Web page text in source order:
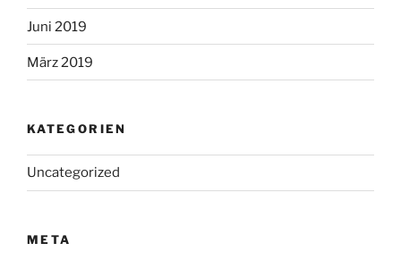
Juni 2019
März 2019
KATEGORIEN
Uncategorized
META